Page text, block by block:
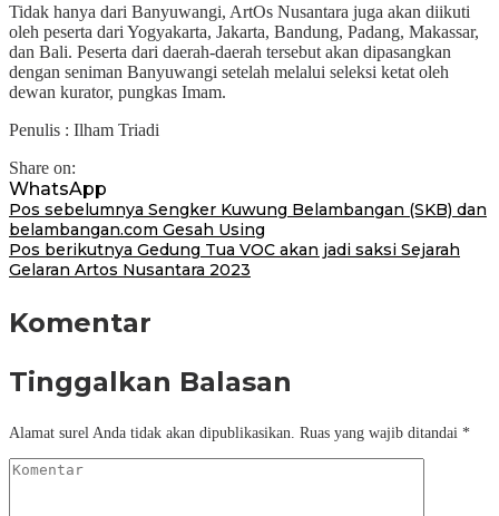
Tidak hanya dari Banyuwangi, ArtOs Nusantara juga akan diikuti
oleh peserta dari Yogyakarta, Jakarta, Bandung, Padang, Makassar,
dan Bali. Peserta dari daerah-daerah tersebut akan dipasangkan
dengan seniman Banyuwangi setelah melalui seleksi ketat oleh
dewan kurator, pungkas Imam.
Penulis : Ilham Triadi
Share on:
WhatsApp
Navigasi
pos
Pos sebelumnya Sengker Kuwung Belambangan (SKB) dan
belambangan.com Gesah Using
Pos berikutnya Gedung Tua VOC akan jadi saksi Sejarah
Gelaran Artos Nusantara 2023
Komentar
Tinggalkan Balasan
Alamat surel Anda tidak akan dipublikasikan. Ruas yang wajib ditandai *